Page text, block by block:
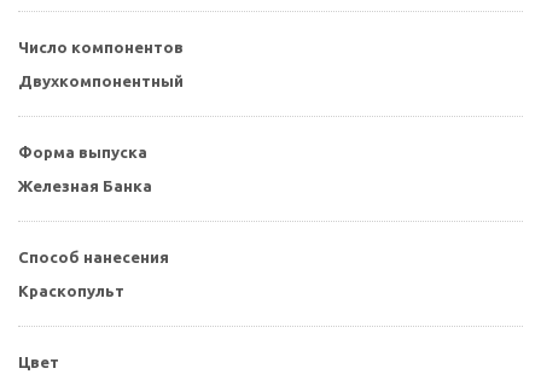
Число компонентов
Двухкомпонентный
Форма выпуска
Железная Банка
Способ нанесения
Краскопульт
Цвет